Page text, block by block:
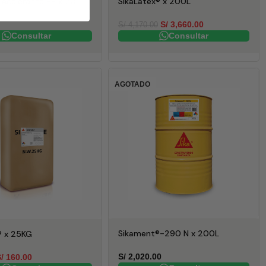
Consultar
S/3,660.00
Consultar
x 25KG
160.00
AGOTADO
Sikament®-290 N x 200L
S/2,020.00